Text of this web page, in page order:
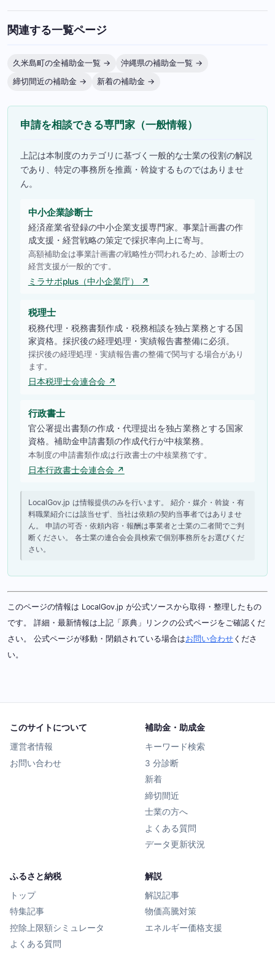
関連する一覧ページ
久米島町の全補助金一覧 →
沖縄県の補助金一覧 →
締切間近の補助金 →
新着の補助金 →
申請を相談できる専門家（一般情報）
上記は本制度のカテゴリに基づく一般的な士業の役割の解説
であり、特定の事務所を推薦・斡旋するものではありませ
ん。
中小企業診断士
経済産業省登録の中小企業支援専門家。事業計画書の作
成支援・経営戦略の策定で採択率向上に寄与。
高額補助金は事業計画書の戦略性が問われるため、診断士の
経営支援が一般的です。
ミラサポplus（中小企業庁） ↗
税理士
税務代理・税務書類作成・税務相談を独占業務とする国
家資格。採択後の経理処理・実績報告書整備に必須。
採択後の経理処理・実績報告書の整備で関与する場合があり
ます。
日本税理士会連合会 ↗
行政書士
官公署提出書類の作成・代理提出を独占業務とする国家
資格。補助金申請書類の作成代行が中核業務。
本制度の申請書類作成は行政書士の中核業務です。
日本行政書士会連合会 ↗
LocalGov.jp は情報提供のみを行います。 紹介・媒介・斡旋・有
料職業紹介には該当せず、当社は依頼の契約当事者ではありませ
ん。 申請の可否・依頼内容・報酬は事業者と士業の二者間でご判
断ください。 各士業の連合会会員検索で個別事務所をお選びくだ
さい。
このページの情報は LocalGov.jp が公式ソースから取得・整理したもの
です。 詳細・最新情報は上記「原典」リンクの公式ページをご確認くだ
さい。 公式ページが移動・閉鎖されている場合はお問い合わせ くださ
い。
このサイトについて
運営者情報
お問い合わせ
補助金・助成金
キーワード検索
3 分診断
新着
締切間近
士業の方へ
よくある質問
データ更新状況
ふるさと納税
トップ
特集記事
控除上限額シミュレータ
よくある質問
解説
解説記事
物価高騰対策
エネルギー価格支援